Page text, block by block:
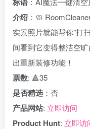
介绍 ：🧼
实景照片就能帮你"打
间看到它变得整洁空
出重新装修功能！
票数: 🔺35
是否精选 ：否
产品网站: 立即访问
Product Hunt: 立即访